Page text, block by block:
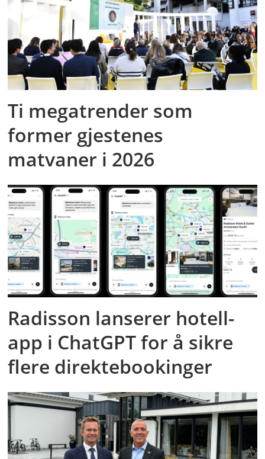
Ti megatrender som
former gjestenes
matvaner i 2026
Radisson lanserer hotell-
app i ChatGPT for å sikre
flere direktebookinger